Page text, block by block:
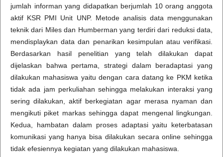
jumlah informan yang didapatkan berjumlah 10 orang anggota
aktif KSR PMI Unit UNP. Metode analisis data menggunakan
teknik dari Miles dan Humberman yang terdiri dari reduksi data,
mendisplaykan data dan penarikan kesimpulan atau verifikasi.
Berdasarkan hasil penelitian yang telah dilakukan dapat
dijelaskan bahwa pertama, strategi dalam beradaptasi yang
dilakukan mahasiswa yaitu dengan cara datang ke PKM ketika
tidak ada jam perkuliahan sehingga melakukan interaksi yang
sering dilakukan, aktif berkegiatan agar merasa nyaman dan
mengikuti piket markas sehingga dapat mengenal lingkungan.
Kedua, hambatan dalam proses adaptasi yaitu keterbatasan
komunikasi yang hanya bisa dilakukan secara online sehingga
tidak efesiennya kegiatan yang dilakukan mahasiswa.